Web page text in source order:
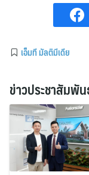
เอ็มที มัลติมีเดีย
ข่าวประชาสัมพั